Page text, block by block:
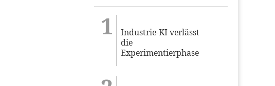
Industrie-KI verlässt
die
Experimentierphase